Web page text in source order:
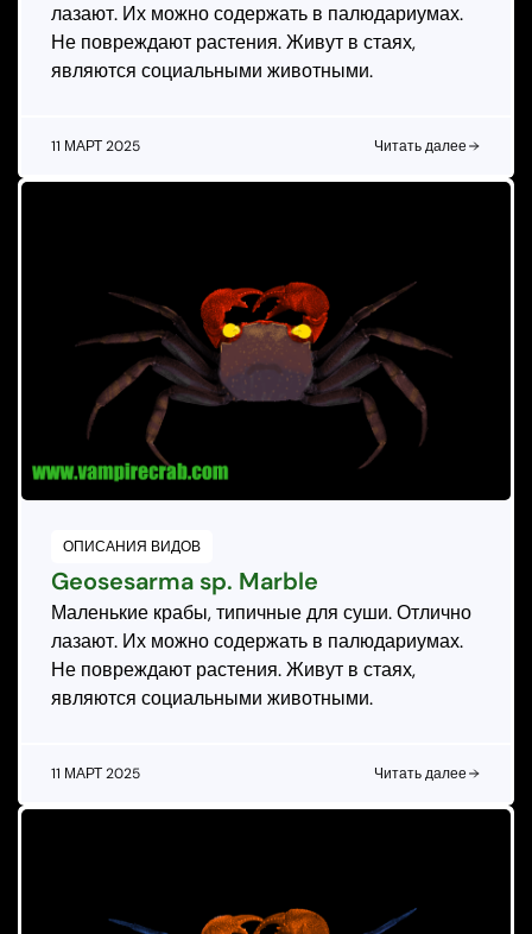
лазают. Их можно содержать в палюдариумах.
Не повреждают растения. Живут в стаях,
являются социальными животными.
11 МАРТ 2025 Читать далее
ОПИСАНИЯ ВИДОВ
Geosesarma sp. Marble
Маленькие крабы, типичные для суши. Отлично
лазают. Их можно содержать в палюдариумах.
Не повреждают растения. Живут в стаях,
являются социальными животными.
11 МАРТ 2025 Читать далее